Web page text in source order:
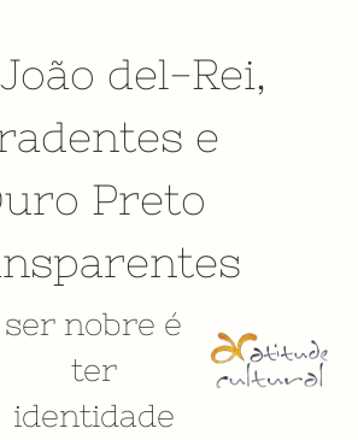
del-Rei,
e
Preto
ser nobre é
ter
identidade